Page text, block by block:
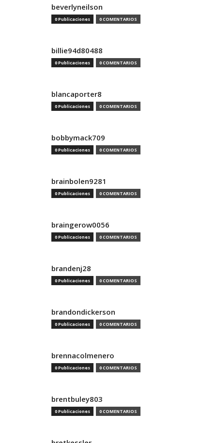
beverlyneilson
0 Publicaciones 0 COMENTARIOS
billie94d80488
0 Publicaciones 0 COMENTARIOS
blancaporter8
0 Publicaciones 0 COMENTARIOS
bobbymack709
0 Publicaciones 0 COMENTARIOS
brainbolen9281
0 Publicaciones 0 COMENTARIOS
braingerow0056
0 Publicaciones 0 COMENTARIOS
brandenj28
0 Publicaciones 0 COMENTARIOS
brandondickerson
0 Publicaciones 0 COMENTARIOS
brennacolmenero
0 Publicaciones 0 COMENTARIOS
brentbuley803
0 Publicaciones 0 COMENTARIOS